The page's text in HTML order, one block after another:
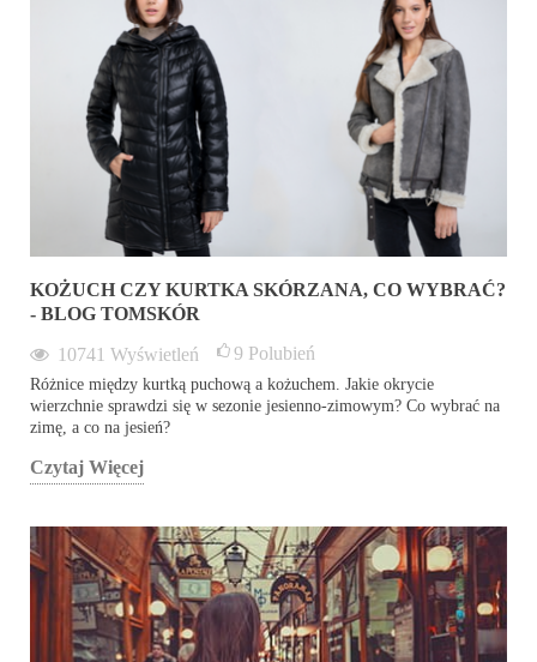
KOŻUCH CZY KURTKA SKÓRZANA, CO WYBRAĆ?
- BLOG TOMSKÓR
10741 Wyświetleń 9 Polubień
Różnice między kurtką puchową a kożuchem. Jakie okrycie
wierzchnie sprawdzi się w sezonie jesienno-zimowym? Co wybrać na
zimę, a co na jesień?
Czytaj Więcej